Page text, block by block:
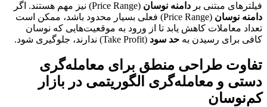
فیلترهای مبتنی بر دامنه نوسان (Price Range) نیز مهم هستند. اگر
دامنه نوسان
(Price Range) فعلی بسیار محدود باشد، ممکن است
تعداد معاملات کاهش یابد تا از ورود به موقعیت‌هایی که نوسان
کافی برای رسیدن به حد سود (Take Profit) ندارند، جلوگیری شود.
تفاوت طراحی منطق برای معامله‌گری
دستی و معامله‌گری الگوریتمی در بازار
کم‌نوسان